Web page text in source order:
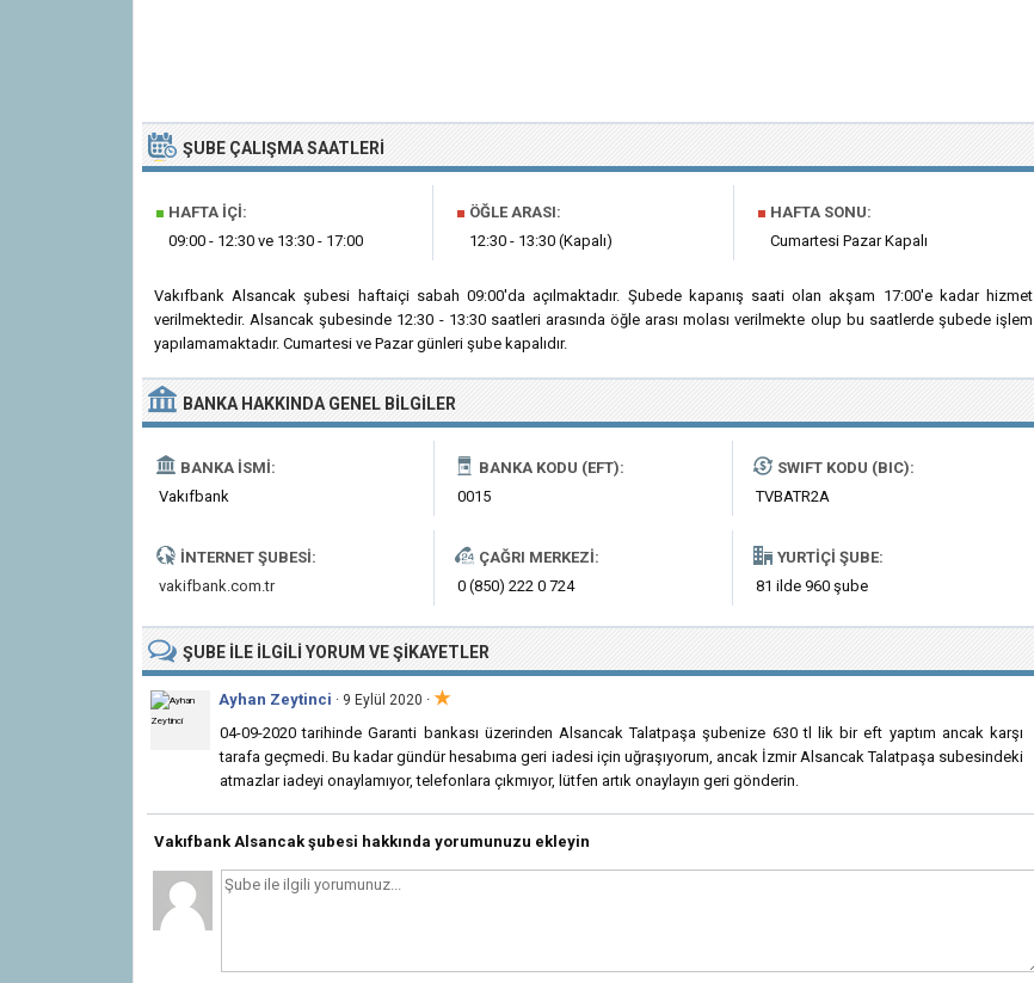
ŞUBE ÇALIŞMA SAATLERI
■ HAFTA İÇI:
09:00 - 12:30 ve 13:30 - 17:00
■ ÖĞLE ARASI:
12:30 - 13:30 (Kapalı)
■ HAFTA SONU:
Cumartesi Pazar Kapalı
Vakıfbank Alsancak şubesi haftaiçi sabah 09:00'da açılmaktadır. Şubede kapanış saati olan akşam 17:00'e kadar hizmet
verilmektedir. Alsancak şubesinde 12:30 - 13:30 saatleri arasında öğle arası molası verilmekte olup bu saatlerde şubede işlem
yapılamamaktadır. Cumartesi ve Pazar günleri şube kapalıdır.
BANKA HAKKINDA GENEL BILGILER
BANKA İSMI:
Vakıfbank
BANKA KODU (EFT):
0015
SWIFT KODU (BIC):
TVBATR2A
İNTERNET ŞUBESI:
vakifbank.com.tr
ÇAĞRI MERKEZI:
0 (850) 222 0 724
YURTIÇI ŞUBE:
81 ilde 960 şube
ŞUBE ILE İLGILIYORUM VE ŞIKAYETLER
Ayhan Zeytinci · 9 Eylül 2020 · ★
04-09-2020 tarihinde Garanti bankası üzerinden Alsancak Talatpaşa şubenize 630 tl lik bir eft yaptım ancak karşı
tarafa geçmedi. Bu kadar gündür hesabıma geri iadesi için uğraşıyorum, ancak İzmir Alsancak Talatpaşa subesindeki
atmazlar iadeyi onaylamıyor, telefonlara çıkmıyor, lütfen artık onaylayın geri gönderin.
Vakıfbank Alsancak şubesi hakkında yorumunuzu ekleyin